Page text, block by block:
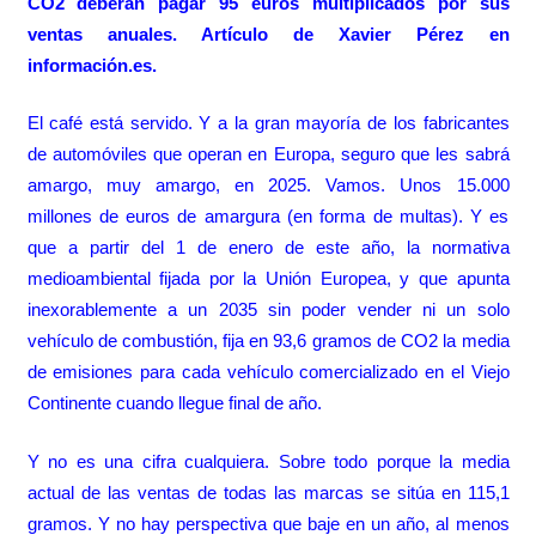
ventas anuales. Artículo de Xavier Pérez en
información.es.
El café está servido. Y a la gran mayoría de los fabricantes
de automóviles que operan en Europa, seguro que les sabrá
amargo, muy amargo, en 2025. Vamos. Unos 15.000
millones de euros de amargura (en forma de multas). Y es
que a partir del 1 de enero de este año, la normativa
medioambiental fijada por la Unión Europea, y que apunta
inexorablemente a un 2035 sin poder vender ni un solo
vehículo de combustión, fija en 93,6 gramos de CO2 la media
de emisiones para cada vehículo comercializado en el Viejo
Continente cuando llegue final de año.
Y no es una cifra cualquiera. Sobre todo porque la media
actual de las ventas de todas las marcas se sitúa en 115,1
gramos. Y no hay perspectiva que baje en un año, al menos